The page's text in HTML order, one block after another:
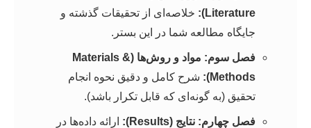
Literature):
خلاصه‌ای از تحقیقات گذشته و
جایگاه مطالعه شما در این بستر.
فصل سوم: مواد و روش‌ها (Materials &
Methods):
شرح کامل و دقیق نحوه انجام
تحقیق (به گونه‌ای که قابل تکرار باشد).
فصل چهارم: نتایج (Results):
ارائه داده‌ها در